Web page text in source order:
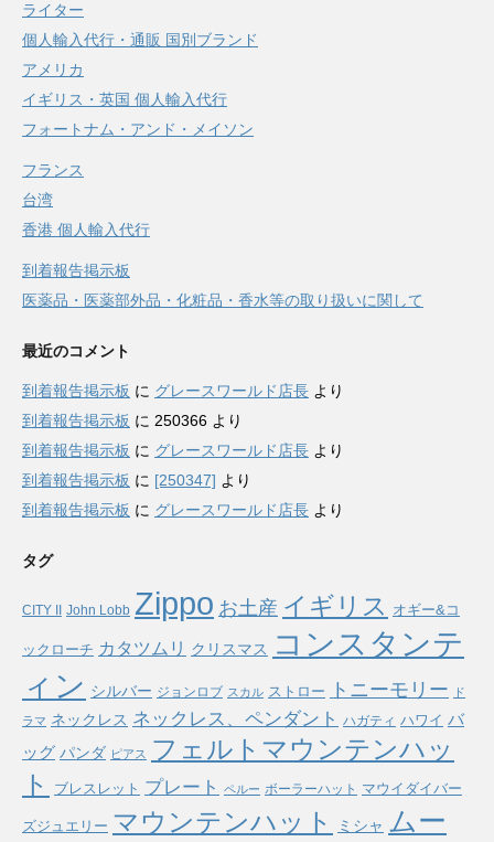
ライター
個人輸入代行・通販 国別ブランド
アメリカ
イギリス・英国 個人輸入代行
フォートナム・アンド・メイソン
フランス
台湾
香港 個人輸入代行
到着報告掲示板
医薬品・医薬部外品・化粧品・香水等の取り扱いに関して
最近のコメント
到着報告掲示板 に グレースワールド店長 より
到着報告掲示板 に 250366 より
到着報告掲示板 に グレースワールド店長 より
到着報告掲示板 に [250347] より
到着報告掲示板 に グレースワールド店長 より
タグ
CITY II John Lobb Zippo お土産 イギリス オギー&コ
ックローチ カタツムリ クリスマス
コンスタンテ
ィン シルバー ジョンロブ スカル ストロー トニーモリー ド
ラマ ネックレス ネックレス、ペンダント ハガティ ハワイ バ
ッグ パンダ ピアス
フェルトマウンテンハッ
ト
ブレスレット プレート ペルー ボーラーハット マウイダイバー
ズジュエリー マウンテンハット ミシャ ムー